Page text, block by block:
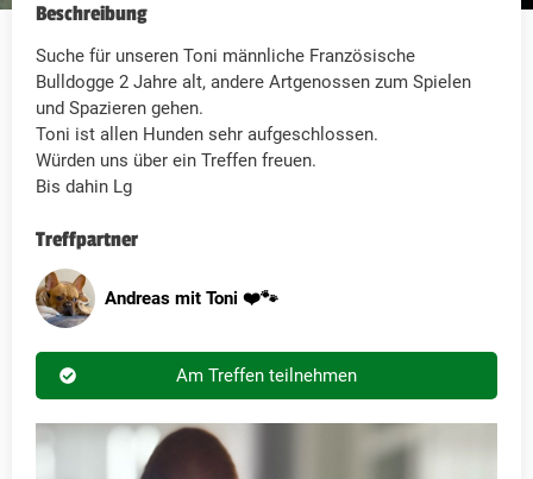
Beschreibung
Suche für unseren Toni männliche Französische
Bulldogge 2 Jahre alt, andere Artgenossen zum Spielen
und Spazieren gehen.
Toni ist allen Hunden sehr aufgeschlossen.
Würden uns über ein Treffen freuen.
Bis dahin Lg
Treffpartner
Andreas mit Toni ❤️🐾
Am Treffen teilnehmen